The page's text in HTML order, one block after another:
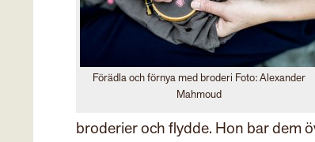
Förädla och förnya med broderi Foto: Alexander
Mahmoud
broderier och flydde. Hon bar dem